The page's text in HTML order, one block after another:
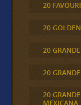
20
20
20
20
20
MEXICANA